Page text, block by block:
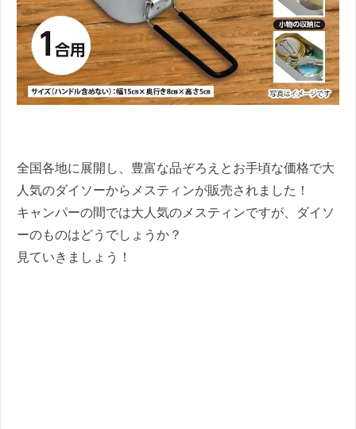
全国各地に展開し、豊富な品ぞろえとお手頃な価格で大
人気のダイソーからメスティンが販売されました！
キャンパーの間では大人気のメスティンですが、ダイソ
ーのものはどうでしょうか？
見ていきましょう！